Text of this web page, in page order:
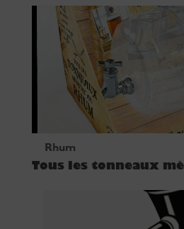
Rhum
Tous les tonneaux